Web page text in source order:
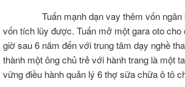
Tuấn mạnh dạn vay thêm vốn ngân
vốn tích lũy được. Tuấn mở một gara oto
giờ sau 6 năm đến với trung tâm dạy nghề
thành một ông chủ trẻ với hành trang là một
vững điều hành quản lý 6 thợ sữa chữa ô tô